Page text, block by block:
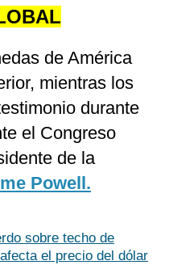
de América
mientras los
durante
el Congreso
de la
Powell.
sobre techo de
el precio del dólar